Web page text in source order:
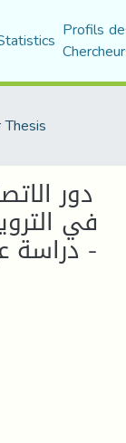
Profils
دور
في
دراسة عينة من مستخدمي الإنترنت -